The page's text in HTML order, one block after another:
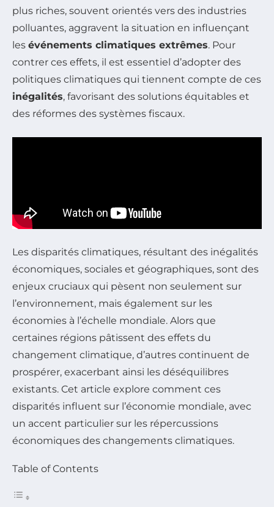
plus riches, souvent orientés vers des industries
polluantes, aggravent la situation en influençant
les événements climatiques extrêmes. Pour
contrer ces effets, il est essentiel d’adopter des
politiques climatiques qui tiennent compte de ces
inégalités, favorisant des solutions équitables et
des réformes des systèmes fiscaux.
Les disparités climatiques, résultant des inégalités
économiques, sociales et géographiques, sont des
enjeux cruciaux qui pèsent non seulement sur
l’environnement, mais également sur les
économies à l’échelle mondiale. Alors que
certaines régions pâtissent des effets du
changement climatique, d’autres continuent de
prospérer, exacerbant ainsi les déséquilibres
existants. Cet article explore comment ces
disparités influent sur l’économie mondiale, avec
un accent particulier sur les répercussions
économiques des changements climatiques.
Table of Contents